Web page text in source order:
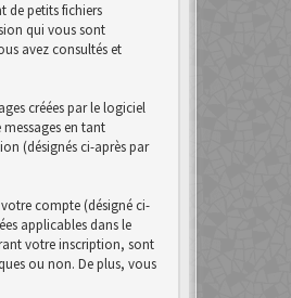
de petits fichiers
qui vous sont
avez consultés et
créées par le logiciel
en tant
(désignés ci-après par
compte (désigné ci-
applicables dans le
votre inscription, sont
ou non. De plus, vous